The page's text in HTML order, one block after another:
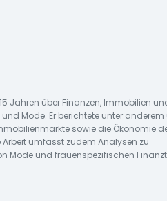
Jahren über Finanzen, Immobilien
Mode. Er berichtete unter anderem
sowie die Ökonomie
umfasst zudem Analysen zu
Mode und frauenspezifischen